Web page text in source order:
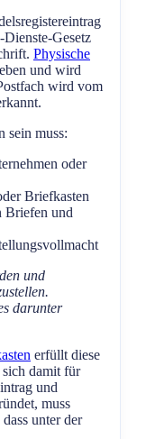
Gesetz
Physische
und wird
wird vom
sein muss:
oder
Briefkasten
Briefen und
und
darunter
erfüllt diese
damit für
und
muss
unter der